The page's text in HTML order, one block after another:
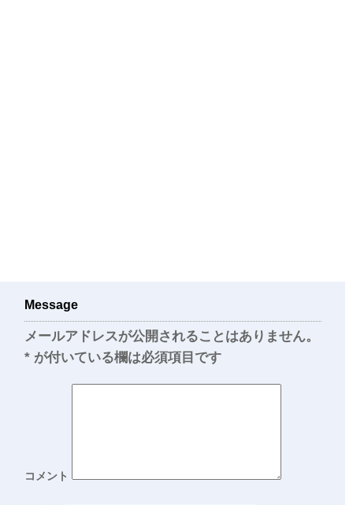
Message
メールアドレスが公開されることはありません。
* が付いている欄は必須項目です
コメント